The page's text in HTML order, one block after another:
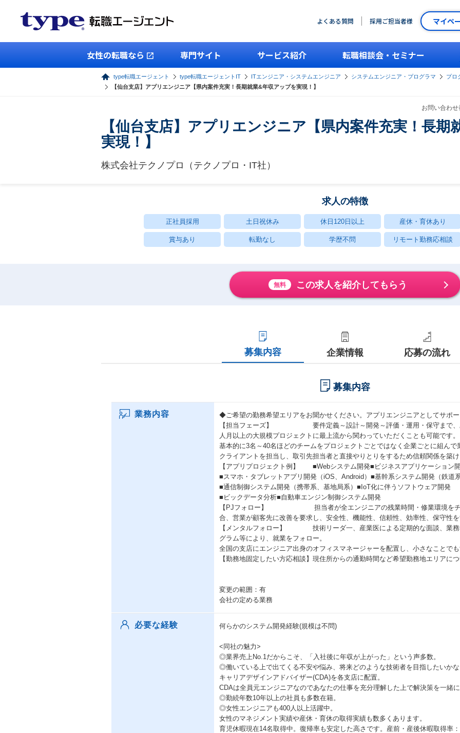
よくある質問 採用ご担当者様 マイペ
女性の転職なら 専門サイト サービス紹介 転職相談会・セミナー
type転職エージェント type転職エージェントIT ITエンジニア・システムエンジニア システムエンジニア・プログラマ
プロ
【仙台支店】アプリエンジニア【県内案件充実！長期就業&年収アップを実現！】
お問い合わ
【仙台支店】アプリエンジニア【県内案件充実！長期
実現！】
株式会社テクノプロ（テクノプロ・IT社）
求人の特徴
正社員採用 土日祝休み 休日120日以上 産休・育休あり
賞与あり 転勤なし 学歴不問 リモート勤務応相談
無料 この求人を紹介してもらう
募集内容 企業情報 応募の流れ
募集内容
業務内容
◆ご希望の勤務希望エリアをお聞かせください。アプリエンジニアとしてサポー
【担当フェーズ】 要件定義～設計～開発～評価・運用・保守まで、あ
人月以上の大規模プロジェクトに最上流から関わっていただくことも可能です。
基本的に3名～40名ほどのチームをプロジェクトごとではなく企業ごとに組ん
クライアントを担当し、取引先担当者と直接やりとりをするため信頼関係を築け
【アプリプロジェクト例】 ■Webシステム開発■ビジネスアプリケーション開
■スマホ・タブレットアプリ開発（iOS、Android）■基幹系システム開発（鉄道
■通信制御システム開発（携帯系、基地局系）■IoT化に伴うソフトウェア開発
■ビックデータ分析■自動車エンジン制御システム開発
【PJフォロー】 担当者が全エンジニアの残業時間・修業環境をチェ
合、営業が顧客先に改善を要求し、安全性、機能性、信頼性、効率性、保守性
【メンタルフォロー】 技術リーダ一、産業医による定期的な面談、業務
グラム等により、就業をフォロー。
全国の支店にエンジニア出身のオフィスマネージャーを配置し、小さなことで
【勤務地固定したい方応相談】現住所からの通勤時間など希望勤務地エリアに
変更の範囲：有
会社の定める業務
必要な経験 何らかのシステム開発経験(規模は不問)
<同社の魅力>
◎業界売上No.1だからこそ、「入社後に年収が上がった」という声多数。
◎働いている上で出てくる不安や悩み、将来どのような技術者を目指したいか
キャリアデザインアドバイザー(CDA)を各支店に配置。
CDAは全員元エンジニアなのであなたの仕事を充分理解した上で解決策を一緒に
◎勤続年数10年以上の社員も多数在籍。
◎女性エンジニアも400人以上活躍中。
女性のマネジメント実績や産休・育休の取得実績も数多くあります。
育児休暇現在14名取得中。復帰率も安定した高さです。産前・産後休暇取得率